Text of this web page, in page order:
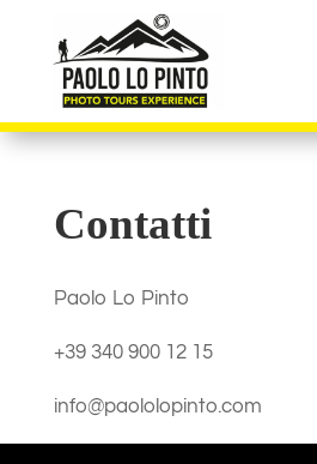
Contatti
Paolo Lo Pinto
+39 340 900 12 15
info@paololopinto.com